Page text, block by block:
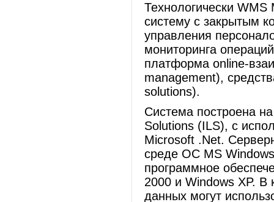
Технологически
систему с закрытым
управления
мониторинга
платформа online-
management),
solutions).
Система построена
Solutions (ILS), с
Microsoft .Net.
среде ОС MS
программное
2000 и Windows XP. В
данных могут